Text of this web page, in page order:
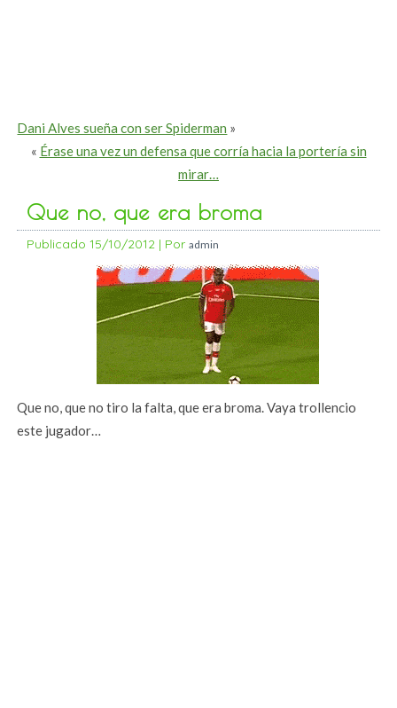
Dani Alves sueña con ser Spiderman »
« Érase una vez un defensa que corría hacia la portería sin
mirar…
Que no, que era broma
Publicado 15/10/2012 | Por admin
Que no, que no tiro la falta, que era broma. Vaya trollencio
este jugador…